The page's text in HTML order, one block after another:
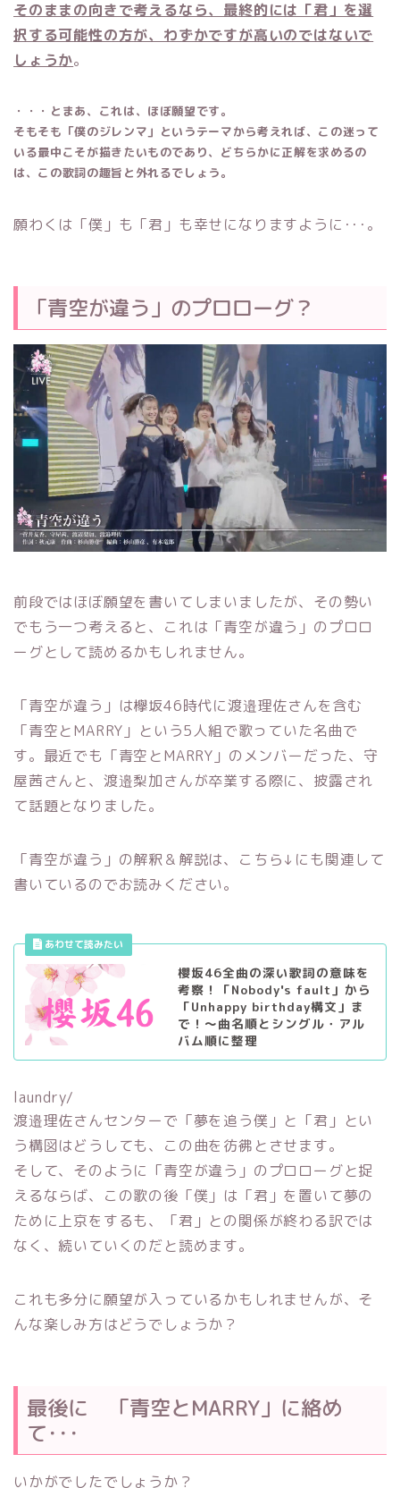
そのままの向きで考えるなら、最終的には「君」を選
択する可能性の方が、わずかですが高いのではないで
しょうか。
・・・とまあ、これは、ほぼ願望です。
そもそも「僕のジレンマ」というテーマから考えれば、この迷って
いる最中こそが描きたいものであり、どちらかに正解を求めるの
は、この歌詞の趣旨と外れるでしょう。
願わくは「僕」も「君」も幸せになりますように･･･。
「青空が違う」のプロローグ？
前段ではほぼ願望を書いてしまいましたが、その勢い
でもう一つ考えると、これは「青空が違う」のプロロ
ーグとして読めるかもしれません。
「青空が違う」は欅坂46時代に渡邉理佐さんを含む
「青空とMARRY」という5人組で歌っていた名曲で
す。最近でも「青空とMARRY」のメンバーだった、守
屋茜さんと、渡邉梨加さんが卒業する際に、披露され
て話題となりました。
「青空が違う」の解釈＆解説は、こちら↓にも関連して
書いているのでお読みください。
櫻坂46全曲の深い歌詞の意味を
考察！「Nobody's fault」から
「Unhappy birthday構文」ま
で！〜曲名順とシングル・アル
バム順に整理
laundry/
渡邉理佐さんセンターで「夢を追う僕」と「君」とい
う構図はどうしても、この曲を彷彿とさせます。
そして、そのように「青空が違う」のプロローグと捉
えるならば、この歌の後「僕」は「君」を置いて夢の
ために上京をするも、「君」との関係が終わる訳では
なく、続いていくのだと読めます。
これも多分に願望が入っているかもしれませんが、そ
んな楽しみ方はどうでしょうか？
最後に 「青空とMARRY」に絡め
て･･･
いかがでしたでしょうか？